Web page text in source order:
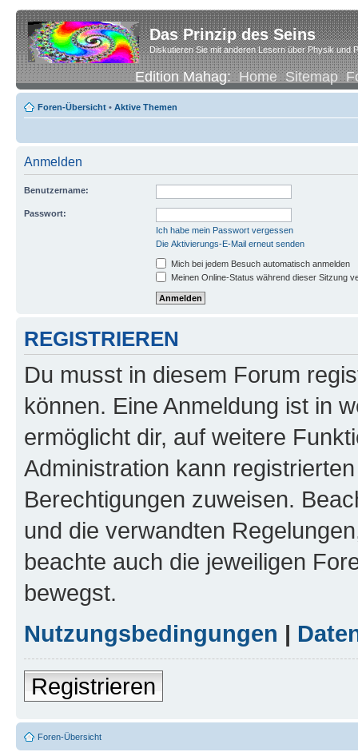
Das Prinzip des Seins
Diskutieren Sie mit anderen Lesern über Physik und
Edition Mahag:Home Sitemap
Foren-Übersicht • Aktive Themen
Anmelden
Benutzername:
Passwort:
Ich habe mein Passwort vergessen
Die Aktivierungs-E-Mail erneut senden
Mich bei jedem Besuch automatisch anmelden
Meinen Online-Status während dieser Sitzung
REGISTRIEREN
Du musst in diesem Forum
können. Eine Anmeldung ist in
ermöglicht dir, auf weitere
Administration kann
Berechtigungen zuweisen.
und die verwandten
beachte auch die jeweiligen
bewegst.
Nutzungsbedingungen |
Registrieren
Foren-Übersicht